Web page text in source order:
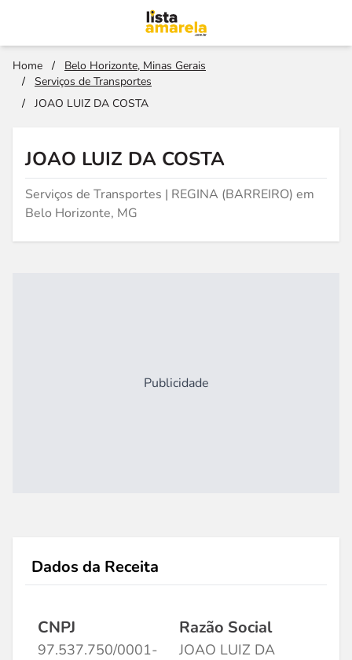
Home /
Belo Horizonte, Minas Gerais
/
Serviços de Transportes
/
JOAO LUIZ DA COSTA
JOAO LUIZ DA COSTA
Serviços de Transportes | REGINA (BARREIRO) em
Belo Horizonte, MG
Publicidade
Dados da Receita
CNPJ
97.537.750/0001-
Razão Social
JOAO LUIZ DA